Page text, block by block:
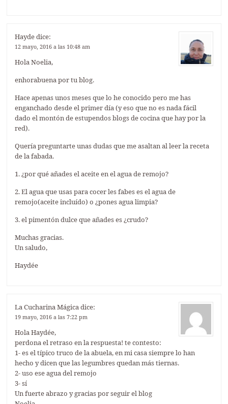
Haydedice:
12 mayo, 2016 a las 10:48 am
Hola Noelia,
enhorabuena por tu blog.
Hace apenas unos meses que lo he conocido pero me has
enganchado desde el primer día (y eso que no es nada fácil
dado el montón de estupendos blogs de cocina que hay por la
red).
Quería preguntarte unas dudas que me asaltan al leer la receta
de la fabada.
1. ¿por qué añades el aceite en el agua de remojo?
2. El agua que usas para cocer les fabes es el agua de
remojo(aceite incluído) o ¿pones agua limpia?
3. el pimentón dulce que añades es ¿crudo?
Muchas gracias.
Un saludo,
Haydée
La Cucharina Mágicadice:
19 mayo, 2016 a las 7:22 pm
Hola Haydée,
perdona el retraso en la respuesta! te contesto:
1- es el típico truco de la abuela, en mi casa siempre lo han
hecho y dicen que las legumbres quedan más tiernas.
2- uso ese agua del remojo
3- sí
Un fuerte abrazo y gracias por seguir el blog